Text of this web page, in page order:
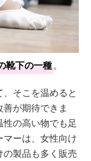
靴下の一種。
そこを温めると
が期待できま
の高い物でも足
ーは、女性向け
製品も多く販売